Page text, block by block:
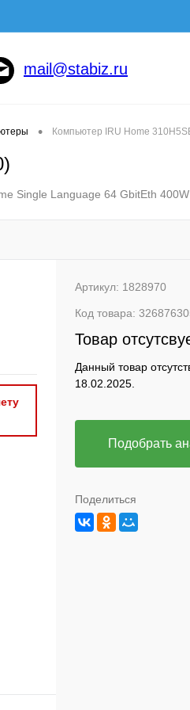
mail@stabiz.ru
• Компьютер IRU Home
Single Language 64 GbitEth
Артикул: 1828970
Код товара:
Товар
Данный товар
18.02.2025.
Подобрать
Поделиться